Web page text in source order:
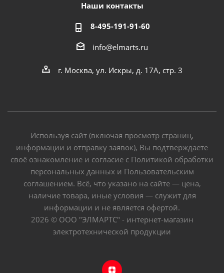
Наши контакты
8-495-191-91-60
info@elmarts.ru
г. Москва, ул. Искры, д. 17А, стр. 3
Используя сайт (включая просмотр страниц,
информации и отправку заявок), Вы подтверждаете
своё ознакомление и согласие с Политикой обработки
персональных данных и Пользовательским
соглашением. Всё, что указано на сайте — цена,
наличие товара, иные условия — служит для
информации и не является офертой.
2026 © ООО "ЭЛМАРТС" - интернет-магазин
электротехнической продукции